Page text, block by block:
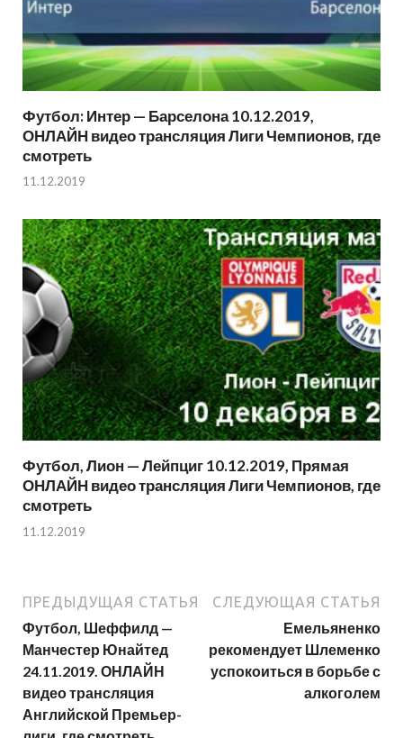
Футбол: Интер — Барселона 10.12.2019,
ОНЛАЙН видео трансляция Лиги Чемпионов, где
смотреть
11.12.2019
Футбол, Лион — Лейпциг 10.12.2019, Прямая
ОНЛАЙН видео трансляция Лиги Чемпионов, где
смотреть
11.12.2019
ПРЕДЫДУЩАЯ СТАТЬЯ
Футбол, Шеффилд —
Манчестер Юнайтед
24.11.2019. ОНЛАЙН
видео трансляция
Английской Премьер-
СЛЕДУЮЩАЯ СТАТЬЯ
Емельяненко
рекомендует Шлеменко
успокоиться в борьбе с
алкоголем